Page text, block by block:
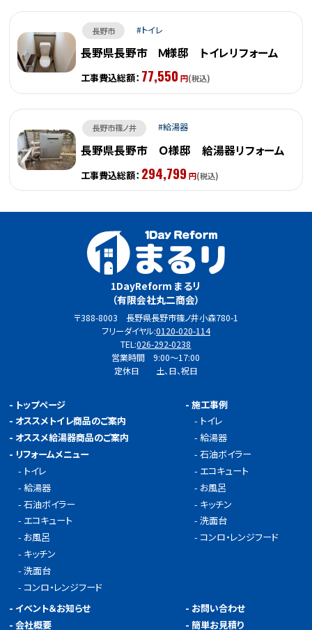
長野市 トイレ
長野県長野市 Ｍ様邸 トイレリフォーム
工事費込総額： 77,550 円(税込)
長野市篠ノ井 給湯器
長野県長野市 Ｏ様邸 給湯器リフォーム
工事費込総額： 294,799 円(税込)
1DayReform まるリ
（有限会社丸二商会）
〒388-8003 長野県長野市篠ノ井小森780-1
フリーダイヤル:0120-020-114
TEL:026-292-0238
営業時間 9:00～17:00
定休日 土、日、祝日
- トップページ
- オススメトイレ商品のご案内
- オススメ給湯器商品のご案内
- リフォームメニュー
- トイレ
-給湯器
-石油ボイラー
- エコキュート
- お風呂
- キッチン
-洗面台
- コンロ・レンジフード
-施工事例
- トイレ
-給湯器
-石油ボイラー
- エコキュート
- お風呂
- キッチン
-洗面台
- コンロ・レンジフード
- イベント＆お知らせ
-会社概要
- お問い合わせ
-簡単お見積り